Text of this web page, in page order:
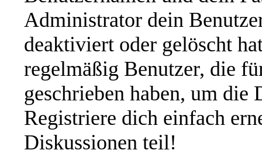
Administrator dein
deaktiviert oder gelöscht
regelmäßig Benutzer, die
geschrieben haben, um die
Registriere dich einfach
Diskussionen teil!